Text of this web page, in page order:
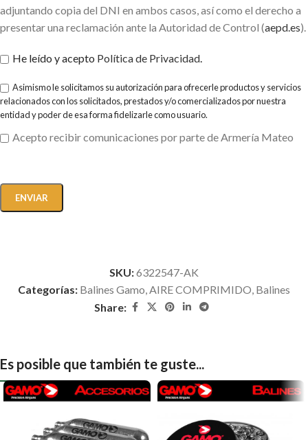
adjuntando copia del DNI en ambos casos, así como el derecho a
presentar una reclamación ante la Autoridad de Control (aepd.es).
He leído y acepto Política de Privacidad
Asimismo le solicitamos su autorización para ofrecerle productos y servicios
relacionados con los solicitados, prestados y/o comercializados por nuestra
entidad y poder de esa forma fidelizarle como usuario.
Acepto recibir comunicaciones por parte de Armería Mateo
SKU:6322547-AK
Categorías: Balines Gamo AIRE COMPRIMIDO Balines
Share:
Es posible que también te guste...